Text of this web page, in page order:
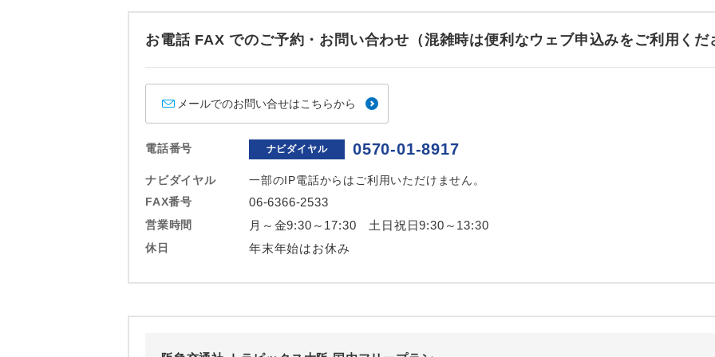
お電話 FAX でのご予約・お問い合わせ（混雑時は便利なウェブ申込みをご利用くだ
メールでのお問い合せはこちらから
電話番号 ナビダイヤル 0570-01-8917
ナビダイヤル
一部のIP電話からはご利用いただけません。
FAX番号
06-6366-2533
営業時間 月～金9:30～17:30 土日祝日9:30～13:30
休日 年末年始はお休み
ホテル指定 ご紹介するホテルを指定したコースです。
おひとり様バス2席利用 おひとり様でバス席を2席利⽤できます。